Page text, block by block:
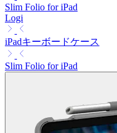
Slim Folio for iPad
Logi
iPadキーボードケース
Slim Folio for iPad